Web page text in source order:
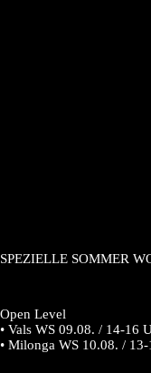
SPEZIELLE SOMMER
Open Level
• Vals WS 09.08. / 14-16
• Milonga WS 10.08. /